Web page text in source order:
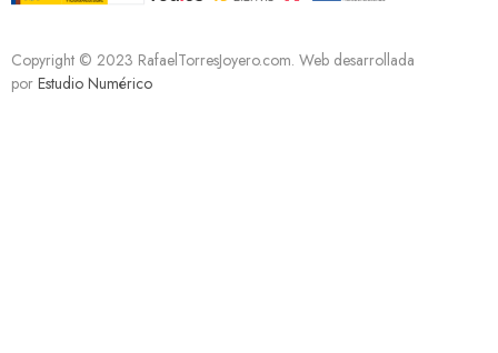
Copyright © 2023 RafaelTorresJoyero.com. Web desarrollada
por Estudio Numérico